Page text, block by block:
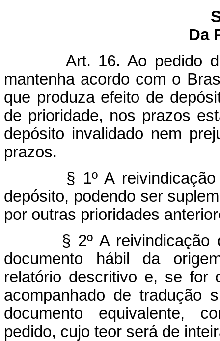
Da
Art. 16. Ao pedido
mantenha acordo com o
que produza efeito de
de prioridade, nos prazos
depósito invalidado nem
prazos.
§ 1º A
depósito, podendo ser
por outras prioridades
§ 2º A reivindicação
documento hábil da
relatório descritivo e, se for
acompanhado de tradução
documento equivalente,
pedido, cujo teor será de